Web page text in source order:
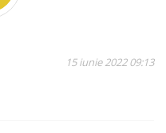
15 iunie 2022 09:13